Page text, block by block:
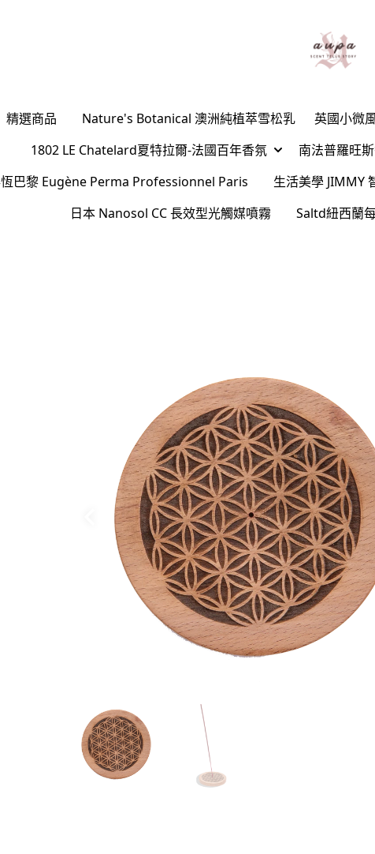
精選商品 Nature's Botanical 澳洲純植萃雪松乳 英國小微
1802 LE Chatelard夏特拉爾-法國百年香氛
南法普羅旺
巴黎 Eugène Perma Professionnel Paris
生活美學 JIMMY
日本 Nanosol CC 長效型光觸媒噴霧
Saltd紐西蘭